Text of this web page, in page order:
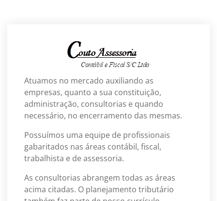
Atuamos no mercado auxiliando as
empresas, quanto a sua constituição,
administração, consultorias e quando
necessário, no encerramento das mesmas.
Possuímos uma equipe de profissionais
gabaritados nas áreas contábil, fiscal,
trabalhista e de assessoria.
As consultorias abrangem todas as áreas
acima citadas. O planejamento tributário